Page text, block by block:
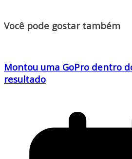
Você pode gostar também
Montou uma GoPro dentro
resultado